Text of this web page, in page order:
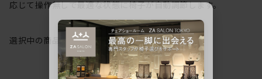
応じて操作無しで最適な状態に椅子が自動調節します。
選択中の商品情報保証 注意事項